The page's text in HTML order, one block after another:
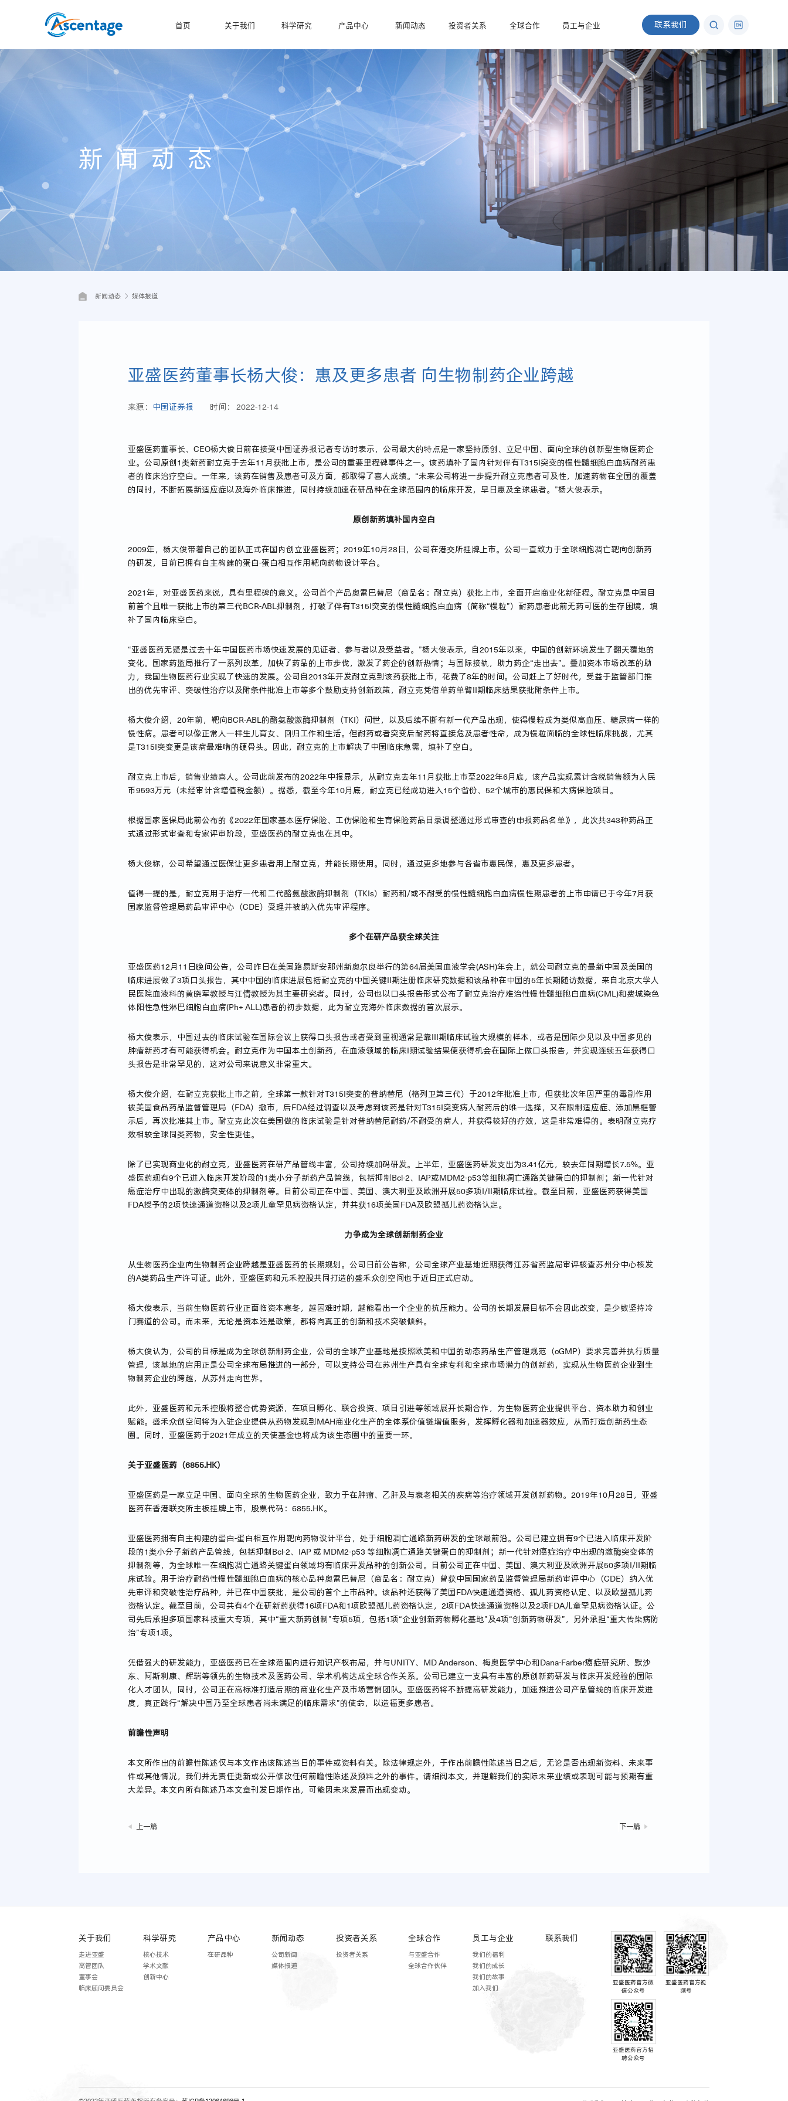
首页 关于我们 科学研究 产品中心 新闻动态 投资者关系 全球合作 员工与企业 联系我们
新闻动态
新闻动态 媒体报道
亚盛医药董事长杨大俊：惠及更多患者 向生物制药企业跨越
来源： 中国证券报 时间： 2022-12-14
亚盛医药董事长、CEO杨大俊日前在接受中国证券报记者专访时表示，公司最大的特点是一家坚持原创、立足中国、面向全球的创新型生物医药企
业。公司原创1类新药耐立克于去年11月获批上市，是公司的重要里程碑事件之一。该药填补了国内针对伴有T315I突变的慢性髓细胞白血病耐药患
者的临床治疗空白。一年来，该药在销售及患者可及方面，都取得了喜人成绩。“未来公司将进一步提升耐立克患者可及性，加速药物在全国的覆盖
的同时，不断拓展新适应症以及海外临床推进，同时持续加速在研品种在全球范围内的临床开发，早日惠及全球患者。”杨大俊表示。
原创新药填补国内空白
2009年，杨大俊带着自己的团队正式在国内创立亚盛医药；2019年10月28日，公司在港交所挂牌上市。公司一直致力于全球细胞凋亡靶向创新药
的研发，目前已拥有自主构建的蛋白-蛋白相互作用靶向药物设计平台。
2021年，对亚盛医药来说，具有里程碑的意义。公司首个产品奥雷巴替尼（商品名：耐立克）获批上市，全面开启商业化新征程。耐立克是中国目
前首个且唯一获批上市的第三代BCR-ABL抑制剂，打破了伴有T315I突变的慢性髓细胞白血病（简称“慢粒”）耐药患者此前无药可医的生存困境，填
补了国内临床空白。
“亚盛医药无疑是过去十年中国医药市场快速发展的见证者、参与者以及受益者。”杨大俊表示，自2015年以来，中国的创新环境发生了翻天覆地的
变化。国家药监局推行了一系列改革，加快了药品的上市步伐，激发了药企的创新热情；与国际接轨，助力药企“走出去”。叠加资本市场改革的助
力，我国生物医药行业实现了快速的发展。公司自2013年开发耐立克到该药获批上市，花费了8年的时间。公司赶上了好时代，受益于监管部门推
出的优先审评、突破性治疗以及附条件批准上市等多个鼓励支持创新政策，耐立克凭借单药单臂II期临床结果获批附条件上市。
杨大俊介绍，20年前，靶向BCR-ABL的酪氨酸激酶抑制剂（TKI）问世，以及后续不断有新一代产品出现，使得慢粒成为类似高血压、糖尿病一样的
慢性病。患者可以像正常人一样生儿育女、回归工作和生活。但耐药或者突变后耐药将直接危及患者性命，成为慢粒面临的全球性临床挑战，尤其
是T315I突变更是该病最难啃的硬骨头。因此，耐立克的上市解决了中国临床急需，填补了空白。
耐立克上市后，销售业绩喜人。公司此前发布的2022年中报显示，从耐立克去年11月获批上市至2022年6月底，该产品实现累计含税销售额为人民
币9593万元（未经审计含增值税金额）。据悉，截至今年10月底，耐立克已经成功进入15个省份、52个城市的惠民保和大病保险项目。
根据国家医保局此前公布的《2022年国家基本医疗保险、工伤保险和生育保险药品目录调整通过形式审查的申报药品名单》，此次共343种药品正
式通过形式审查和专家评审阶段，亚盛医药的耐立克也在其中。
杨大俊称，公司希望通过医保让更多患者用上耐立克，并能长期使用。同时，通过更多地参与各省市惠民保，惠及更多患者。
值得一提的是，耐立克用于治疗一代和二代酪氨酸激酶抑制剂（TKIs）耐药和/或不耐受的慢性髓细胞白血病慢性期患者的上市申请已于今年7月获
国家监督管理局药品审评中心（CDE）受理并被纳入优先审评程序。
多个在研产品获全球关注
亚盛医药12月11日晚间公告，公司昨日在美国路易斯安那州新奥尔良举行的第64届美国血液学会(ASH)年会上，就公司耐立克的最新中国及美国的
临床进展做了3项口头报告，其中中国的临床进展包括耐立克的中国关键II期注册临床研究数据和该品种在中国的5年长期随访数据，来自北京大学人
民医院血液科的黄晓军教授与江倩教授为其主要研究者。同时，公司也以口头报告形式公布了耐立克治疗难治性慢性髓细胞白血病(CML)和费城染色
体阳性急性淋巴细胞白血病(Ph+ ALL)患者的初步数据，此为耐立克海外临床数据的首次展示。
杨大俊表示，中国过去的临床试验在国际会议上获得口头报告或者受到重视通常是靠III期临床试验大规模的样本，或者是国际少见以及中国多见的
肿瘤新药才有可能获得机会。耐立克作为中国本土创新药，在血液领域的临床I期试验结果便获得机会在国际上做口头报告，并实现连续五年获得口
头报告是非常罕见的，这对公司来说意义非常重大。
杨大俊介绍，在耐立克获批上市之前，全球第一款针对T315I突变的普纳替尼（格列卫第三代）于2012年批准上市，但获批次年因严重的毒副作用
被美国食品药品监督管理局（FDA）撤市，后FDA经过调查以及考虑到该药是针对T315I突变病人耐药后的唯一选择，又在限制适应症、添加黑框警
示后，再次批准其上市。耐立克此次在美国做的临床试验是针对普纳替尼耐药/不耐受的病人，并获得较好的疗效，这是非常难得的。表明耐立克疗
效相较全球同类药物，安全性更佳。
除了已实现商业化的耐立克，亚盛医药在研产品管线丰富，公司持续加码研发。上半年，亚盛医药研发支出为3.41亿元，较去年同期增长7.5%。亚
盛医药现有9个已进入临床开发阶段的1类小分子新药产品管线，包括抑制Bcl-2、IAP或MDM2-p53等细胞凋亡通路关键蛋白的抑制剂；新一代针对
癌症治疗中出现的激酶突变体的抑制剂等。目前公司正在中国、美国、澳大利亚及欧洲开展50多项I/II期临床试验。截至目前，亚盛医药获得美国
FDA授予的2项快速通道资格以及2项儿童罕见病资格认定，并共获16项美国FDA及欧盟孤儿药资格认定。
力争成为全球创新制药企业
从生物医药企业向生物制药企业跨越是亚盛医药的长期规划。公司日前公告称，公司全球产业基地近期获得江苏省药监局审评核查苏州分中心核发
的A类药品生产许可证。此外，亚盛医药和元禾控股共同打造的盛禾众创空间也于近日正式启动。
杨大俊表示，当前生物医药行业正面临资本寒冬，越困难时期，越能看出一个企业的抗压能力。公司的长期发展目标不会因此改变，是少数坚持冷
门赛道的公司。而未来，无论是资本还是政策，都将向真正的创新和技术突破倾斜。
杨大俊认为，公司的目标是成为全球创新制药企业，公司的全球产业基地是按照欧美和中国的动态药品生产管理规范（cGMP）要求完善并执行质量
管理，该基地的启用正是公司全球布局推进的一部分，可以支持公司在苏州生产具有全球专利和全球市场潜力的创新药，实现从生物医药企业到生
物制药企业的跨越，从苏州走向世界。
此外，亚盛医药和元禾控股将整合优势资源，在项目孵化、联合投资、项目引进等领域展开长期合作，为生物医药企业提供平台、资本助力和创业
赋能。盛禾众创空间将为入驻企业提供从药物发现到MAH商业化生产的全体系价值链增值服务，发挥孵化器和加速器效应，从而打造创新药生态
圈。同时，亚盛医药于2021年成立的天使基金也将成为该生态圈中的重要一环。
关于亚盛医药（6855.HK）
亚盛医药是一家立足中国、面向全球的生物医药企业，致力于在肿瘤、乙肝及与衰老相关的疾病等治疗领域开发创新药物。2019年10月28日，亚盛
医药在香港联交所主板挂牌上市，股票代码：6855.HK。
亚盛医药拥有自主构建的蛋白-蛋白相互作用靶向药物设计平台，处于细胞凋亡通路新药研发的全球最前沿。公司已建立拥有9个已进入临床开发阶
段的1类小分子新药产品管线，包括抑制Bcl-2、IAP 或 MDM2-p53 等细胞凋亡通路关键蛋白的抑制剂；新一代针对癌症治疗中出现的激酶突变体的
抑制剂等，为全球唯一在细胞凋亡通路关键蛋白领域均有临床开发品种的创新公司。目前公司正在中国、美国、澳大利亚及欧洲开展50多项I/II期临
床试验。用于治疗耐药性慢性髓细胞白血病的核心品种奥雷巴替尼（商品名：耐立克）曾获中国国家药品监督管理局新药审评中心（CDE）纳入优
先审评和突破性治疗品种，并已在中国获批，是公司的首个上市品种。该品种还获得了美国FDA快速通道资格、孤儿药资格认定、以及欧盟孤儿药
资格认定。截至目前，公司共有4个在研新药获得16项FDA和1项欧盟孤儿药资格认定，2项FDA快速通道资格以及2项FDA儿童罕见病资格认证。公
司先后承担多项国家科技重大专项，其中“重大新药创制”专项5项，包括1项“企业创新药物孵化基地”及4项“创新药物研发”，另外承担“重大传染病防
治”专项1项。
凭借强大的研发能力，亚盛医药已在全球范围内进行知识产权布局，并与UNITY、MD Anderson、梅奥医学中心和Dana-Farber癌症研究所、默沙
东、阿斯利康、辉瑞等领先的生物技术及医药公司、学术机构达成全球合作关系。公司已建立一支具有丰富的原创新药研发与临床开发经验的国际
化人才团队，同时，公司正在高标准打造后期的商业化生产及市场营销团队。亚盛医药将不断提高研发能力，加速推进公司产品管线的临床开发进
度，真正践行“解决中国乃至全球患者尚未满足的临床需求”的使命，以造福更多患者。
前瞻性声明
本文所作出的前瞻性陈述仅与本文作出该陈述当日的事件或资料有关。除法律规定外，于作出前瞻性陈述当日之后，无论是否出现新资料、未来事
件或其他情况，我们并无责任更新或公开修改任何前瞻性陈述及预料之外的事件。请细阅本文，并理解我们的实际未来业绩或表现可能与预期有重
大差异。本文内所有陈述乃本文章刊发日期作出，可能因未来发展而出现变动。
上一篇 下一篇
关于我们
走进亚盛
高管团队
董事会
临床顾问委员会
科学研究
核心技术
学术文献
创新中心
产品中心
在研品种
新闻动态
公司新闻
媒体报道
投资者关系
投资者关系
全球合作
与亚盛合作
全球合作伙伴
员工与企业
我们的福利
我们的成长
我们的故事
加入我们
联系我们
亚盛医药官方微
信公众号
亚盛医药官方视
频号
亚盛医药官方招
聘公众号